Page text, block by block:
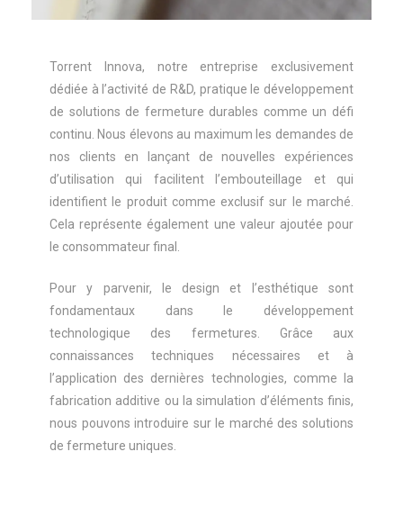
Torrent Innova, notre entreprise exclusivement
dédiée à l’activité de R&D, pratique le développement
de solutions de fermeture durables comme un défi
continu. Nous élevons au maximum les demandes de
nos clients en lançant de nouvelles expériences
d’utilisation qui facilitent l’embouteillage et qui
identifient le produit comme exclusif sur le marché.
Cela représente également une valeur ajoutée pour
le consommateur final.
Pour y parvenir, le design et l’esthétique sont
fondamentaux dans le développement
technologique des fermetures. Grâce aux
connaissances techniques nécessaires et à
l’application des dernières technologies, comme la
fabrication additive ou la simulation d’éléments finis,
nous pouvons introduire sur le marché des solutions
de fermeture uniques.